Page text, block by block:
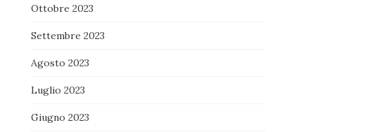
Ottobre 2023
Settembre 2023
Agosto 2023
Luglio 2023
Giugno 2023